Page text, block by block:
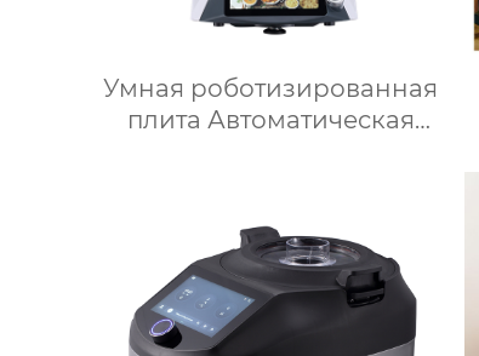
Умная роботизированная
плита Автоматическая
для приготовления пищи
для дома